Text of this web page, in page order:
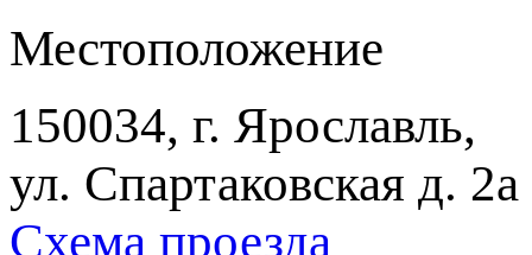
Местоположение
150034, г. Ярославль,
ул. Спартаковская д. 2а
Схема проезда